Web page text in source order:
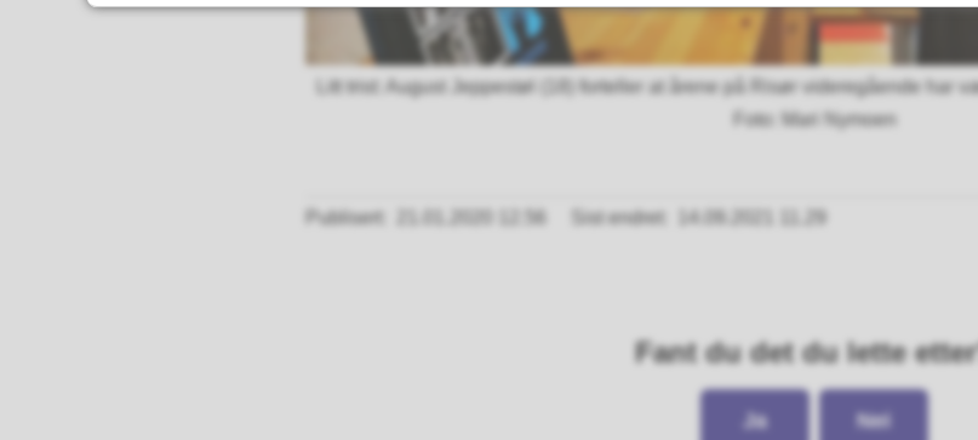
Litt trist: August Jeppestøl (18) forteller at årene på Risør videregående har
Mari Nymoen
Publisert 21.01.2020 12.56 Sist endret
Fant du det du lette
Ja Nei